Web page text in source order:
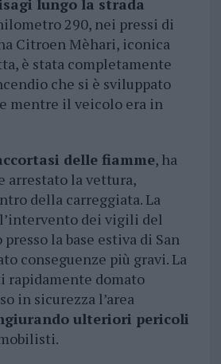
lungo la strada
290, nei pressi di
Citroen Mèhari, iconica
è stata completamente
che si è sviluppato
mentre il veicolo era in
delle fiamme, ha
arrestato la vettura,
della carreggiata. La
dei vigili del
la base estiva di San
conseguenze più gravi. La
rapidamente domato
in sicurezza l’area
ulteriori pericoli